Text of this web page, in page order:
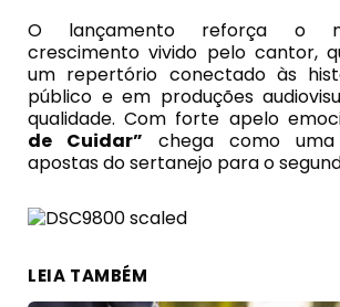
O lançamento reforça o
crescimento vivido pelo cantor,
um repertório conectado às
público e em produções
qualidade. Com forte apelo
de Cuidar” chega como
apostas do sertanejo para o
LEIA TAMBÉM